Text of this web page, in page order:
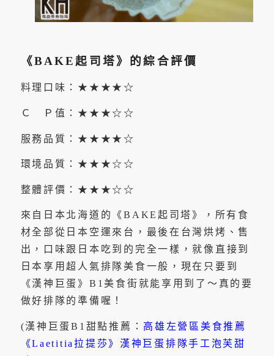
《BAKE起司塔》的綜合評價
料理口味：★★★★☆
Ｃ Ｐ值：★★★☆☆
服務品質：★★★★☆
環境品質：★★★☆☆
整體評價：★★★☆☆
來自日本北海道的《BAKE起司塔》，所有食
材全部從日本空運來台，最後在台灣烘烤、售
出，口味跟日本吃到的完全一樣，就像直接到
日本享用超人氣排隊美食一般，現在只要到
《漢神巨蛋》B1美食街就能享用到了～真的要
做好排隊的準備喔！
(漢神巨蛋B1甜點推薦： 高雄左營區美食推薦
《Laetitia拉提莎》漢神巨蛋排隊手工泡芙甜